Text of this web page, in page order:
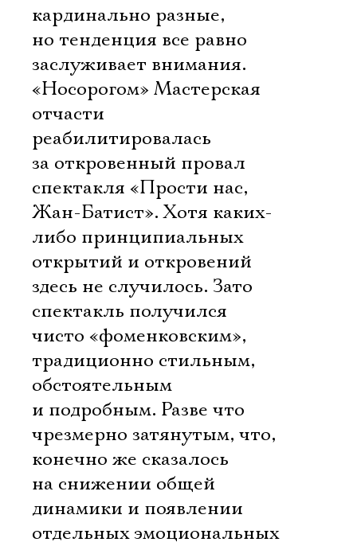
кардинально разные,
но тенденция все равно
заслуживает внимания.
«Носорогом» Мастерская
отчасти
реабилитировалась
за откровенный провал
спектакля «Прости нас,
Жан-Батист». Хотя каких-
либо принципиальных
открытий и откровений
здесь не случилось. Зато
спектакль получился
чисто «фоменковским»,
традиционно стильным,
обстоятельным
и подробным. Разве что
чрезмерно затянутым, что,
конечно же сказалось
на снижении общей
динамики и появлении
отдельных эмоциональных